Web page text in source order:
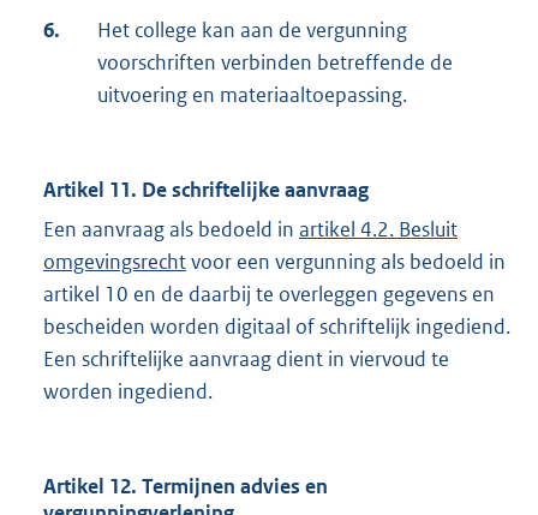
6.
Het college kan aan de vergunning
voorschriften verbinden betreffende de
uitvoering en materiaaltoepassing.
Artikel 11. De schriftelijke aanvraag
Een aanvraag als bedoeld in artikel 4.2. Besluit
omgevingsrechtvoor een vergunning als bedoeld in
artikel 10 en de daarbij te overleggen gegevens en
bescheiden worden digitaal of schriftelijk ingediend.
Een schriftelijke aanvraag dient in viervoud te
worden ingediend.
Artikel 12. Termijnen advies en